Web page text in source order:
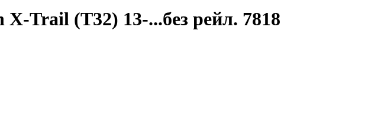
Trail (T32) 13-...без рейл. 7818